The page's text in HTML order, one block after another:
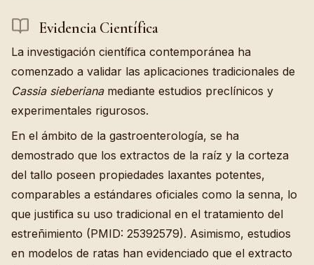
Evidencia Científica
La investigación científica contemporánea ha
comenzado a validar las aplicaciones tradicionales de
Cassia sieberianamediante estudios preclínicos y
experimentales rigurosos.
En el ámbito de la gastroenterología, se ha
demostrado que los extractos de la raíz y la corteza
del tallo poseen propiedades laxantes potentes,
comparables a estándares oficiales como la senna, lo
que justifica su uso tradicional en el tratamiento del
estreñimiento (PMID: 25392579). Asimismo, estudios
en modelos de ratas han evidenciado que el extracto